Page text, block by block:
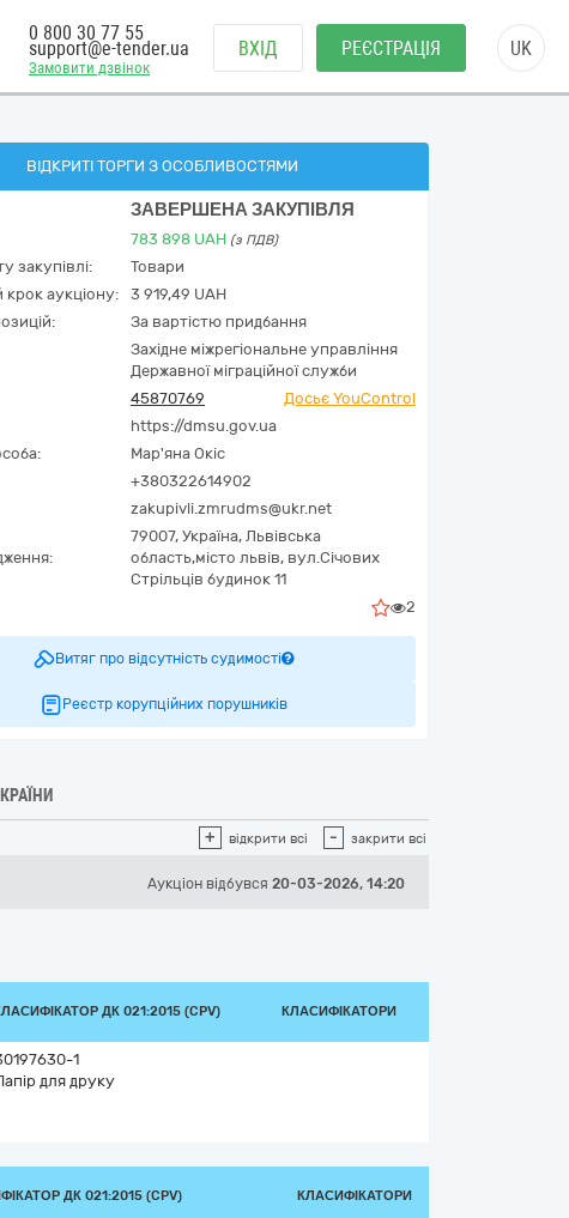
Замовити дзвінок
0 800 30 77 55
support@e-tender.ua ВХІД РЕЄСТРАЦІЯ UK
ВІДКРИТІ ТОРГИ З ОСОБЛИВОСТЯМИ
ЗАВЕРШЕНА ЗАКУПІВЛЯ
783 898 UAH (з ПДВ)
закупівлі:
Товари
крок аукціону:
3 919,49 UAH
За вартістю придбання
Західне міжрегіональне управління
Державної міграційної служби
45870769
Досьє YouControl
https://dmsu.gov.ua
Мар'яна Окіс
+380322614902
zakupivli.zmrudms@ukr.net
79007, Україна, Львівська
область,місто львів, вул.Січових
Стрільців будинок 11
2
Витяг про відсутність судимості
Реєстр корупційних порушників
+ відкрити всі - закрити всі
Аукціон відбувся 20-03-2026, 14:20
ДК 021:2015 (CPV) КЛАСИФІКАТОРИ
1
для друку
ДК 021:2015 (CPV) КЛАСИФІКАТОРИ